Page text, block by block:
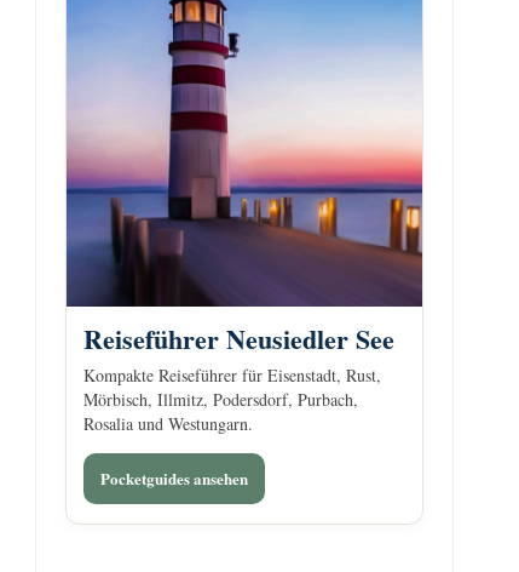
Reiseführer Neusiedler See
Kompakte Reiseführer für Eisenstadt, Rust,
Mörbisch, Illmitz, Podersdorf, Purbach,
Rosalia und Westungarn.
Pocketguides ansehen